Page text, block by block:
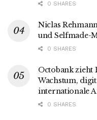
0 SHARES
Niclas
und Selfmade-
0 SHARES
Octobank zieht
Wachstum,
internationale
0 SHARES